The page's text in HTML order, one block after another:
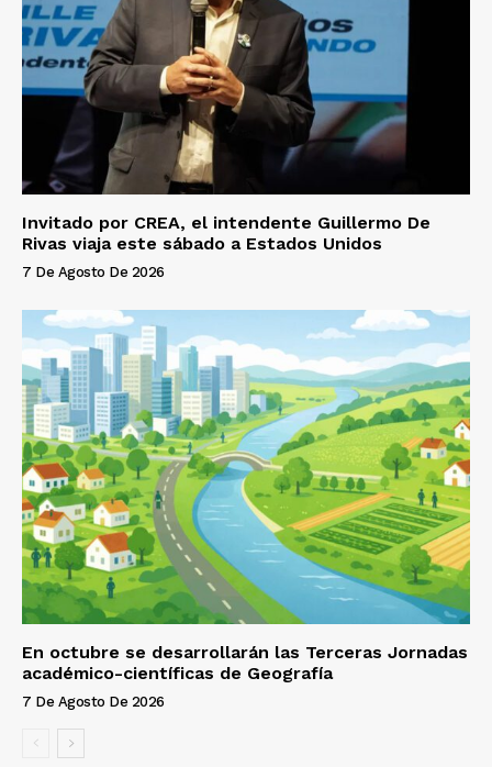
Invitado por CREA, el intendente Guillermo De
Rivas viaja este sábado a Estados Unidos
7 De Agosto De 2026
En octubre se desarrollarán las Terceras Jornadas
académico-científicas de Geografía
7 De Agosto De 2026